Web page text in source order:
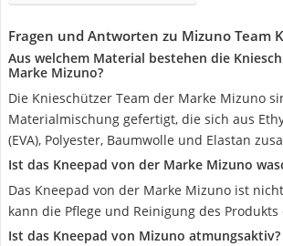
Fragen und Antworten zu Mizuno Team
Aus welchem Material bestehen die
Marke Mizuno?
Die Knieschützer Team der Marke Mizuno
Materialmischung gefertigt, die sich aus
(EVA), Polyester, Baumwolle und Elastan
Ist das Kneepad von der Marke Mizuno
Das Kneepad von der Marke Mizuno ist
kann die Pflege und Reinigung des
Ist das Kneepad von Mizuno atmungsaktiv?